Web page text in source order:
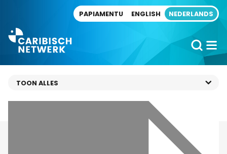
PAPIAMENTU ENGLISH NEDERLANDS